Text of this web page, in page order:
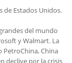
de Estados Unidos.
del mundo
y Walmart. La
PetroChina, China
declive por la crisis